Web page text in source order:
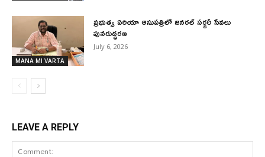
MANA MI VARTA
ప్రభుత్వ ఏరియా ఆసుపత్రిలో జనరల్ సర్జరీ సేవలు
పునరుద్ధరణ
July 6, 2026
LEAVE A REPLY